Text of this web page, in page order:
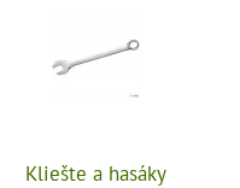
Kliešte a hasáky